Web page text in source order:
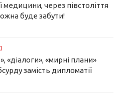
медицини, через півстоліття
буде забути!
«діалоги», «мирні плани»
замість дипломатії